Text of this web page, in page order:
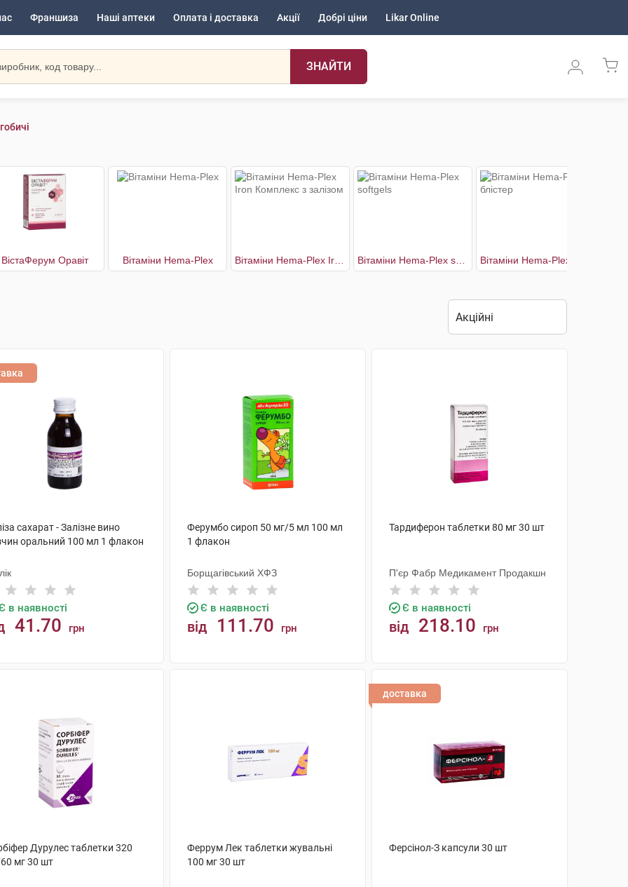
Франшиза Наші аптеки Оплата і доставка Акції Добрі ціни Likar Online
ЗНАЙТИ
ВістаФерум Оравіт Вітаміни Hema-Plex
сахарат - Залізне вино
оральний 100 мл 1 флакон
в наявності
41.70 грн
Ферумбо сироп 50 мг/5 мл 100 мл
1 флакон
Борщагівський ХФЗ
Є в наявності
від 111.70 грн
Тардиферон таблетки 80 мг 30 шт
П'єр Фабр Медикамент Продакшн
Є в наявності
від 218.10 грн
Дурулес таблетки 320
мг 30 шт
Феррум Лек таблетки жувальні
100 мг 30 шт
доставка
Ферсінол-З капсули 30 шт